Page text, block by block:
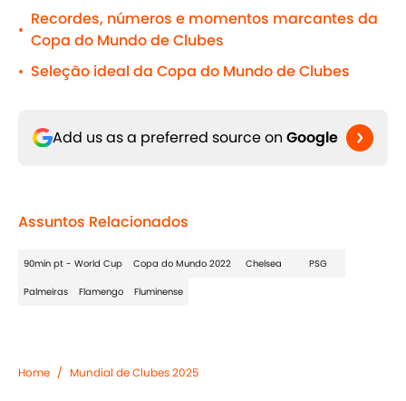
•
Recordes, números e momentos marcantes da
Copa do Mundo de Clubes
• Seleção ideal da Copa do Mundo de Clubes
Add us as a preferred source on Google
Assuntos Relacionados
90min pt - World Cup Copa do Mundo 2022 Chelsea PSG
Palmeiras Flamengo Fluminense
Home / Mundial de Clubes 2025